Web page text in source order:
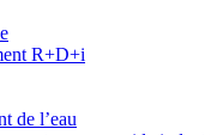
R+D+i
de l’eau